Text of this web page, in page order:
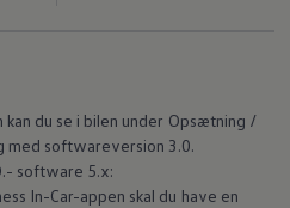
kan du se i bilen under Opsætning /
med softwareversion 3.0.
software 5.x:
In-Car-appen skal du have en